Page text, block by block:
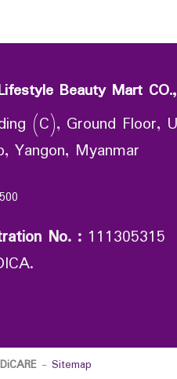
Beauty Mart
(C), Ground
Yangon, Myanmar
No. : 111305315
- Sitemap